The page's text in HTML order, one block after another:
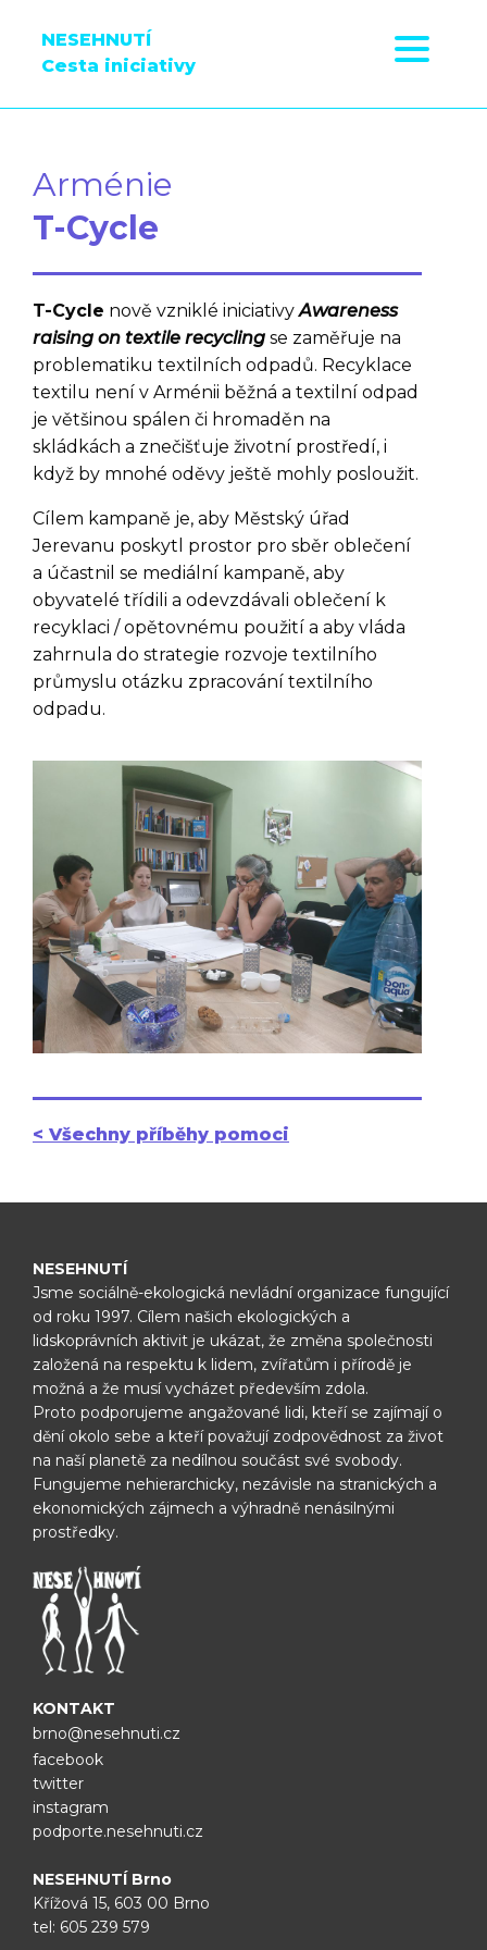
NESEHNUTÍ
Cesta iniciativy
Arménie
T-Cycle
T-Cycle nově vzniklé iniciativyAwareness
raising on textile recycling se zaměřuje na
problematiku textilních odpadů. Recyklace
textilu není v Arménii běžná a textilní odpad
je většinou spálen či hromaděn na
skládkách a znečišťuje životní prostředí, i
když by mnohé oděvy ještě mohly posloužit.
Cílem kampaně je, aby Městský úřad
Jerevanu poskytl prostor pro sběr oblečení
a účastnil se mediální kampaně, aby
obyvatelé třídili a odevzdávali oblečení k
recyklaci / opětovnému použití a aby vláda
zahrnula do strategie rozvoje textilního
průmyslu otázku zpracování textilního
odpadu.
< Všechny příběhy pomoci
NESEHNUTÍ
Jsme sociálně-ekologická nevládní organizace fungující
od roku 1997. Cílem našich ekologických a
lidskoprávních aktivit je ukázat, že změna společnosti
založená na respektu k lidem, zvířatům i přírodě je
možná a že musí vycházet především zdola.
Proto podporujeme angažované lidi, kteří se zajímají o
dění okolo sebe a kteří považují zodpovědnost za život
na naší planetě za nedílnou součást své svobody.
Fungujeme nehierarchicky, nezávisle na stranických a
ekonomických zájmech a výhradně nenásilnými
prostředky.
KONTAKT
brno@nesehnuti.cz
facebook
twitter
instagram
podporte.nesehnuti.cz
NESEHNUTÍ Brno
Křížová 15, 603 00 Brno
tel: 605 239 579